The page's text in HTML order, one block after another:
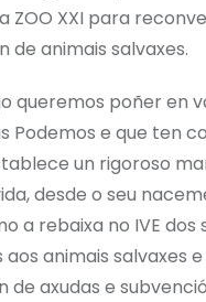
ZOO XXI para
de animais salvaxes.
queremos poñer en
Podemos e que ten
un rigoroso
desde o seu
a rebaixa no IVE
animais salvaxes
de axudas e